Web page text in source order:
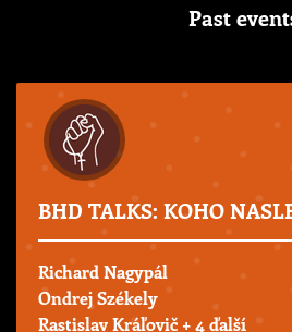
Past
BHD TALKS: KOHO
Richard Nagypál
Ondrej Székely
Rastislav Kráľovič+ 4 ďalší